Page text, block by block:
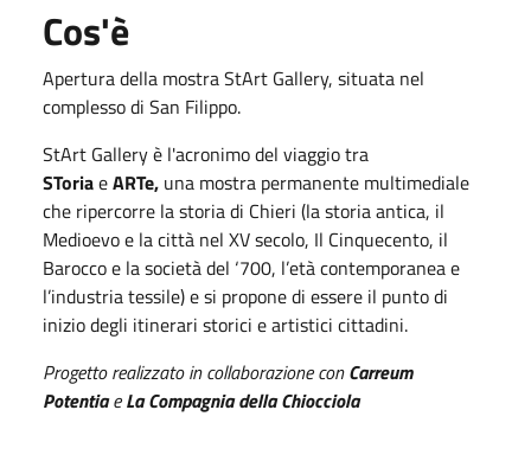
Cos'è
Apertura della mostra StArt Gallery, situata nel
complesso di San Filippo.
StArt Gallery è l'acronimo del viaggio tra
SToriaeARTe, una mostra permanente multimediale
che ripercorre la storia di Chieri (la storia antica, il
Medioevo e la città nel XV secolo, Il Cinquecento, il
Barocco e la società del ‘700, l’età contemporanea e
l’industria tessile) e si propone di essere il punto di
inizio degli itinerari storici e artistici cittadini.
Progetto realizzato in collaborazione conCarreum
PotentiaeLa Compagnia della Chiocciola